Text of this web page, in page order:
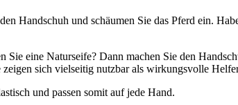
Handschuh und schäumen Sie das Pferd ein.
eine Naturseife? Dann machen Sie den
sich vielseitig nutzbar als wirkungsvolle
und passen somit auf jede Hand.